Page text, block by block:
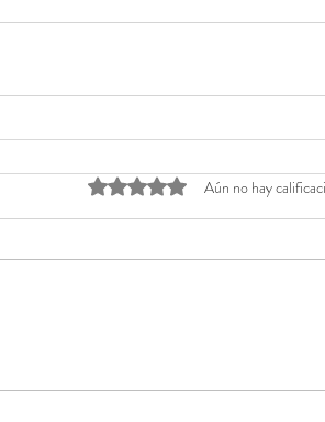
Obtuvo 0 de 5 estrellas.
Aún no hay